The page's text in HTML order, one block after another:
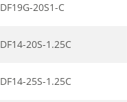
DF19G-20S1-C
DF14-20S-1.25C
DF14-25S-1.25C